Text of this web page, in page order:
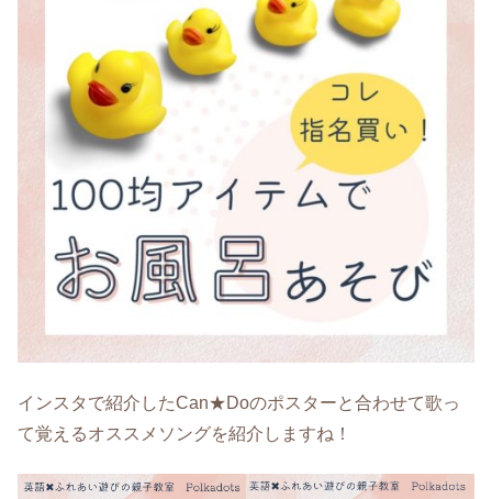
インスタで紹介したCan★Doのポスターと合わせて歌っ
て覚えるオススメソングを紹介しますね！